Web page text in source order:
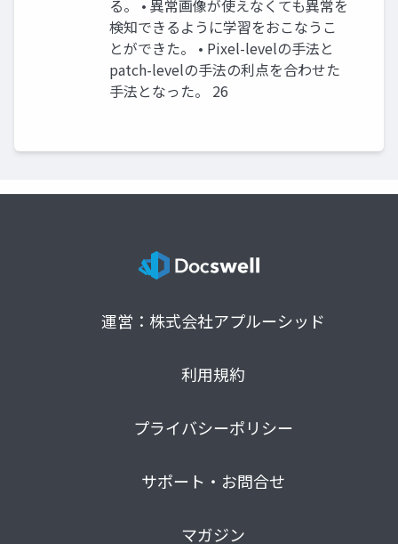
る。 • 異常画像が使えなくても異常を
検知できるように学習をおこなうこ
とができた。 • Pixel-levelの手法と
patch-levelの手法の利点を合わせた
手法となった。 26
運営：株式会社アプルーシッド
利用規約
プライバシーポリシー
サポート・お問合せ
マガジン